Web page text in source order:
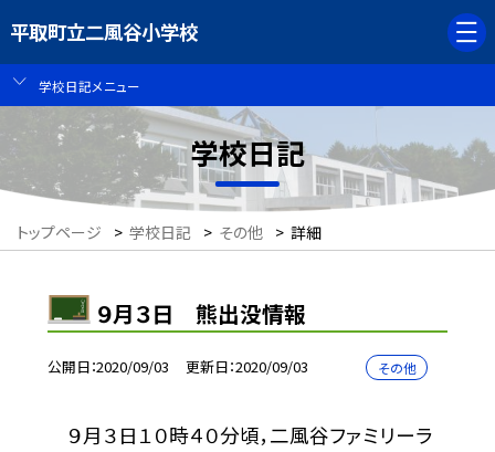
平取町立二風谷小学校
学校日記メニュー
学校日記
トップページ > 学校日記 > その他 > 詳細
９月３日 熊出没情報
公開日 2020/09/03 更新日 2020/09/03 その他
９月３日１０時４０分頃，二風谷ファミリーラ